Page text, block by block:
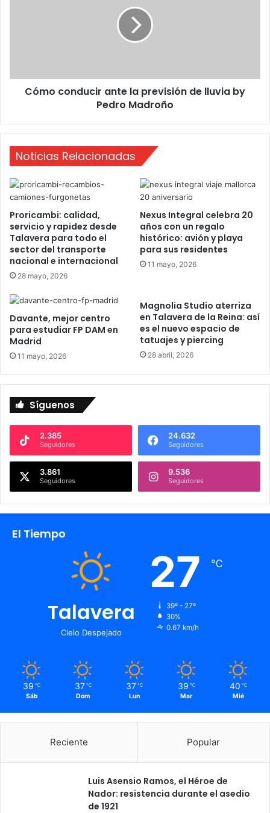
i
d
a
u
e
l
r
e
v
i
i
ó
n
d
e
l
l
v
i
e
d
Cómo conducir ante la previsión de lluvia by
Pedro Madroño
Noticias Relacionadas
Proricambi: calidad,
servicio y rapidez desde
Talavera para todo el
sector del transporte
nacional e internacional
28 mayo, 2026
Nexus Integral celebra 20
años con un regalo
histórico: avión y playa
para sus residentes
11 mayo, 2026
Davante, mejor centro
para estudiar FP DAM en
Madrid
11 mayo, 2026
Magnolia Studio aterriza
en Talavera de la Reina: así
es el nuevo espacio de
tatuajes y piercing
28 abril, 2026
Síguenos
2.385
Seguidores
24.632
Seguidores
3.861
Seguidores
9.536
Seguidores
El Tiempo
Talavera
Cielo Despejado
27 ℃
39º - 27º
30%
0.67 km/h
39 ℃
Sáb
37 ℃
Dom
37 ℃
Lun
39 ℃
Mar
40 ℃
Mié
Reciente Popular
Luis Asensio Ramos, el Héroe de
Nador: resistencia durante el asedio
de 1921